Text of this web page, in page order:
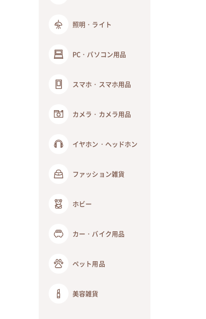
照明・ライト
PC・パソコン用品
スマホ・スマホ用品
カメラ・カメラ用品
イヤホン・ヘッドホン
ファッション雑貨
ホビー
カー・バイク用品
ペット用品
美容雑貨